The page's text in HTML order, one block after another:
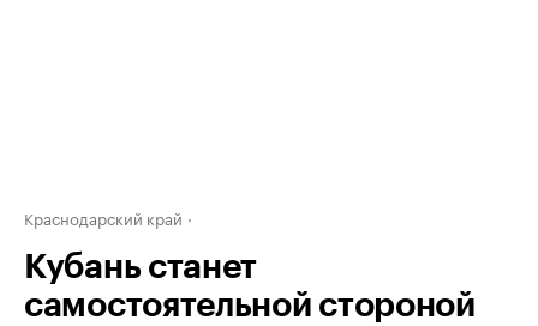
Краснодарский край
Кубань станет
самостоятельной стороной